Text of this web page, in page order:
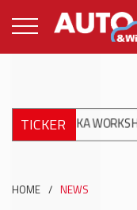
TICKERWORKSHOPS:
HOME / NEWS